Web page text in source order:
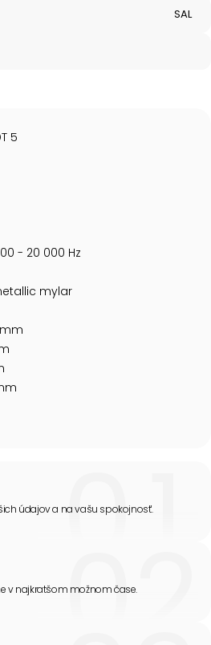
SAL
5
- 20 000 Hz
mylar
údajov a na vašu spokojnosť.
v najkratšom možnom čase.